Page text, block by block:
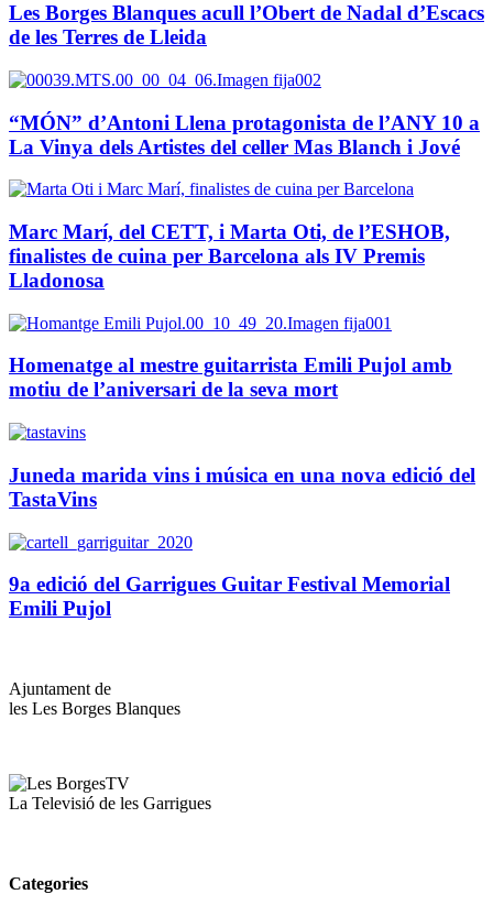
Les Borges Blanques acull l’Obert de Nadal d’Escacs
de les Terres de Lleida
“MÓN” d’Antoni Llena protagonista de l’ANY 10 a
La Vinya dels Artistes del celler Mas Blanch i Jové
Marc Marí, del CETT, i Marta Oti, de l’ESHOB,
finalistes de cuina per Barcelona als IV Premis
Lladonosa
Homenatge al mestre guitarrista Emili Pujol amb
motiu de l’aniversari de la seva mort
Juneda marida vins i música en una nova edició del
TastaVins
9a edició del Garrigues Guitar Festival Memorial
Emili Pujol
Ajuntament de
les Les Borges Blanques
La Televisió de les Garrigues
Categories